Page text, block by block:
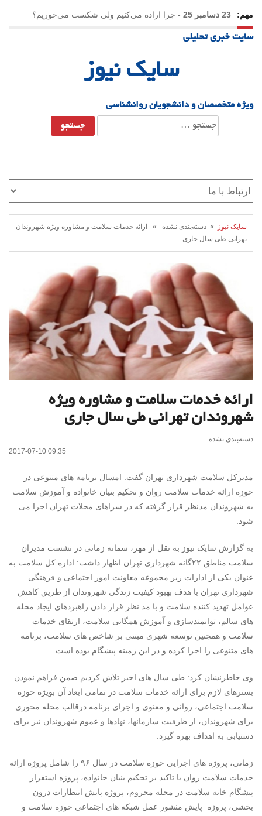
مهم: 23 دسامبر 25 - چرا اراده می‌کنیم ولی شکست می‌خوریم؟
21 دسامبر 25
سایت خبری تحلیلی
سایک نیوز
ویژه متخصصان و دانشجویان روانشناسی
جستجو
برای:
سایک نیوز
» دسته‌بندی نشده » ارائه خدمات سلامت و مشاوره ویژه شهروندان
تهرانی طی سال جاری
ارائه خدمات سلامت و مشاوره ویژه
شهروندان تهرانی طی سال جاری
دسته‌بندی نشده
2017-07-10 09:35
مدیرکل سلامت شهرداری تهران گفت: امسال برنامه های متنوعی در
حوزه ارائه خدمات سلامت روان و تحکیم بنیان خانواده و آموزش سلامت
به شهروندان مدنظر قرار گرفته که در سراهای محلات تهران اجرا می
شود.
به گزارش سایک نیوز به نقل از مهر، سمانه زمانی در نشست مدیران
سلامت مناطق ۲۲گانه شهرداری تهران اظهار داشت: اداره کل سلامت به
عنوان یکی از ادارات زیر مجموعه معاونت امور اجتماعی و فرهنگی
شهرداری تهران با هدف بهبود کیفیت زندگی شهروندان از طریق کاهش
عوامل تهدید کننده سلامت و با مد نظر قرار دادن راهبردهای ایجاد محله
های سالم، توانمندسازی و آموزش همگانی سلامت، ارتقای خدمات
سلامت و همچنین توسعه شهری مبتنی بر شاخص های سلامت، برنامه
های متنوعی را اجرا کرده و در این زمینه پیشگام بوده است.
وی خاطرنشان کرد: طی سال های اخیر تلاش کردیم ضمن فراهم نمودن
بسترهای لازم برای ارائه خدمات سلامت در تمامی ابعاد آن بویژه حوزه
سلامت اجتماعی، روانی و معنوی و اجرای برنامه درقالب محله محوری
برای شهروندان، از ظرفیت سازمانها، نهادها و عموم شهروندان نیز برای
دستیابی به اهداف بهره گیرد.
زمانی، پروژه های اجرایی حوزه سلامت در سال ۹۶ را شامل پروژه ارائه
خدمات سلامت روان با تاکید بر تحکیم بنیان خانواده، پروژه استقرار
پیشگام خانه سلامت در محله محروم، پروژه پایش انتظارات درون
بخشی، پروژه پایش منشور عمل شبکه های اجتماعی حوزه سلامت و